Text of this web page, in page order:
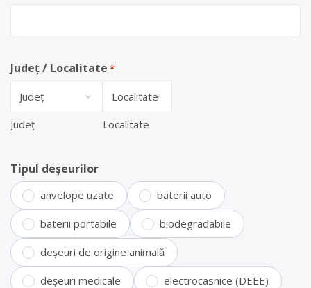
Județ / Localitate *
Județ Localitate
Tipul deșeurilor
anvelope uzate baterii auto
baterii portabile biodegradabile
deșeuri de origine animală
deșeuri medicale electrocasnice (DEEE)